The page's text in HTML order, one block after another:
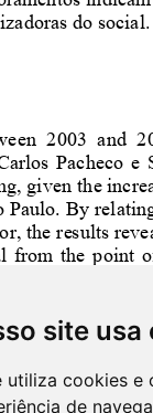
site usa
utiliza cookies e
de